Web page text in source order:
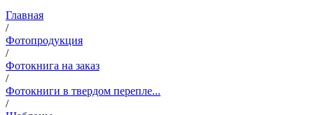
Главная
/
Фотопродукция
/
Фотокнига на заказ
/
Фотокниги в твердом перепле...
/